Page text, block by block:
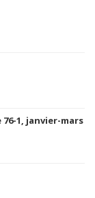
1, janvier-mars